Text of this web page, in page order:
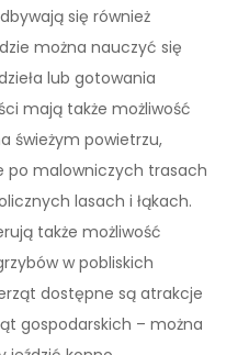
się również
można nauczyć się
lub gotowania
mają także możliwość
świeżym powietrzu,
po malowniczych trasach
lasach i łąkach.
także możliwość
w pobliskich
dostępne są atrakcje
gospodarskich – można